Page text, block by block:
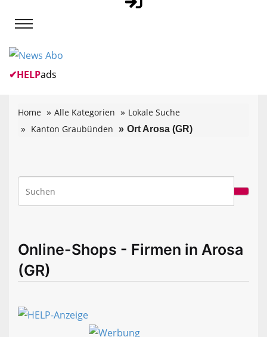
✔HELPads
Home Alle Kategorien
Lokale Suche
Kanton Graubünden
Ort Arosa (GR)
Online-Shops - Firmen in Arosa
(GR)